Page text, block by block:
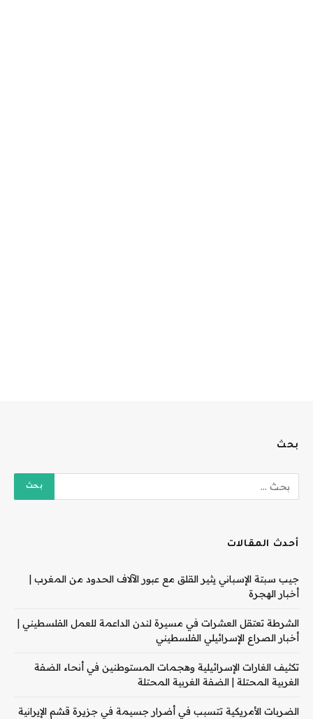
بحث
أحدث المقالات
جيب سبتة الإسباني يثير القلق مع عبور الآلاف الحدود من المغرب |
أخبار الهجرة
الشرطة تعتقل العشرات في مسيرة لندن الداعمة للعمل الفلسطيني |
أخبار الصراع الإسرائيلي الفلسطيني
تكثيف الغارات الإسرائيلية وهجمات المستوطنين في أنحاء الضفة
الغربية المحتلة | الضفة الغربية المحتلة
الضربات الأمريكية تتسبب في أضرار جسيمة في جزيرة قشم الإيرانية